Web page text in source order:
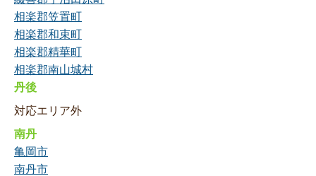
相楽郡笠置町
相楽郡和束町
相楽郡精華町
相楽郡南山城村
丹後
対応エリア外
南丹
亀岡市
南丹市